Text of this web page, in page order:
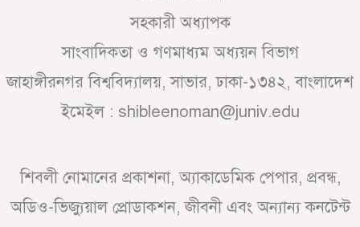
সহকারী অধ্যাপক
সাংবাদিকতা ও গণমাধ্যম অধ্যয়ন বিভাগ
জাহাঙ্গীরনগর বিশ্ববিদ্যালয়, সাভার, ঢাকা-১৩৪২, বাংলাদেশ
ইমেইল : shibleenoman@juniv.edu
শিবলী নোমানের প্রকাশনা, অ্যাকাডেমিক পেপার, প্রবন্ধ,
অডিও-ভিজ্যুয়াল প্রোডাকশন, জীবনী এবং অন্যান্য কনটেন্ট